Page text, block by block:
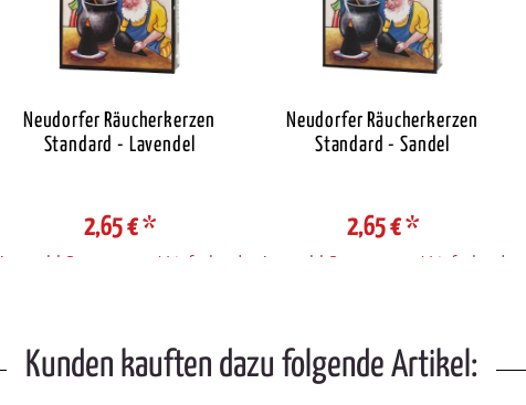
Neudorfer Räucherkerzen
Standard - Lavendel
2,65 €*
Auswahl Steuerzone / Lieferland
Neudorfer Räucherkerzen
Standard - Sandel
2,65 €*
Auswahl Steuerzone / Lieferland
Kunden kauften dazu folgende Artikel: